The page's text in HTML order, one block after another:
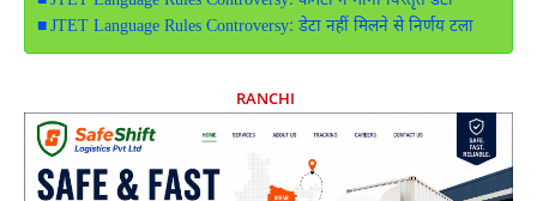
JTET Language Rules Controversy: डेटा नहीं मिलने से निर्णय टला
RANCHI